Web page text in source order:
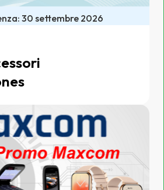
30 settembre 2026